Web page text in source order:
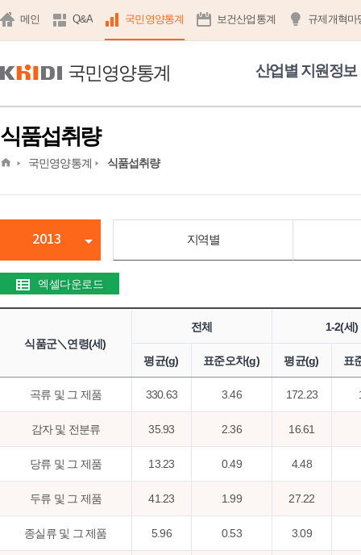
메인 Q&A 국민영양통계 보건산업통계 규제개혁마
국민영양통계 산업별 지원정보
식품섭취량
home국민영양통계 식품섭취량
2013 지역별
엑셀다운로드
식품군＼연령(세)
전체 1-2(세)
평균(g) 표준오차(g) 평균(g) 표
곡류 및 그 제품 330.63 3.46 172.23
감자 및 전분류 35.93 2.36 16.61
당류 및 그 제품 13.23 0.49 4.48
두류 및 그 제품 41.23 1.99 27.22
종실류 및 그 제품 5.96 0.53 3.09